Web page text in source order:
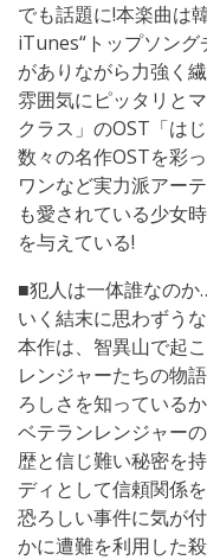
でも話題に!本楽曲は
iTunes“トップソン
がありながら力強く
雰囲気にピッタリと
クラス」のOST「は
数々の名作OSTを彩
ワンなど実力派アー
も愛されている少女
を与えている!
■犯人は一体誰なの
いく結末に思わずう
本作は、智異山で起
レンジャーたちの物
ろしさを知っている
ベテランレンジャー
歴と信じ難い秘密を
ディとして信頼関係
恐ろしい事件に気が
かに遭難を利用した